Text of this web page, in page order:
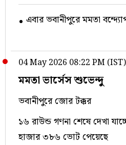
এবার ভবানীপুরে মমতা
04 May 2026 08:22 PM (IST)
মমতা ভার্সেস শুভেন্দু
ভবানীপুরে জোর টক্কর
১৬ রাউন্ড গণনা শেষে দেখা
হাজার ৩৮৬ ভোট পেয়েছে